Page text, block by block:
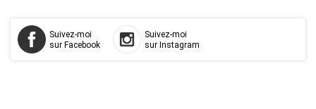
Suivez-moi
sur Facebook
Suivez-moi
sur Instagram